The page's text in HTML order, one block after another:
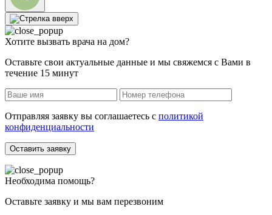
Хотите вызвать врача на дом?
Оставьте свои актуальные данные и мы свяжемся с Вами в
течение 15 минут
Отправляя заявку вы соглашаетесь с политикой
конфиденциальности
Оставить заявку
Необходима помощь?
Оставьте заявку и мы вам перезвоним